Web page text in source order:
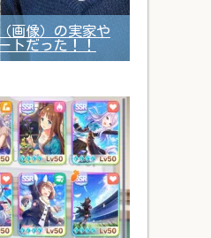
画像）の実家や
トだった！！